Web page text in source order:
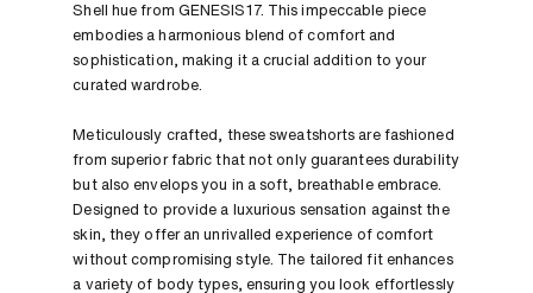
Shell hue from GENESIS17. This impeccable piece
embodies a harmonious blend of comfort and
sophistication, making it a crucial addition to your
curated wardrobe.
Meticulously crafted, these sweatshorts are fashioned
from superior fabric that not only guarantees durability
but also envelops you in a soft, breathable embrace.
Designed to provide a luxurious sensation against the
skin, they offer an unrivalled experience of comfort
without compromising style. The tailored fit enhances
a variety of body types, ensuring you look effortlessly